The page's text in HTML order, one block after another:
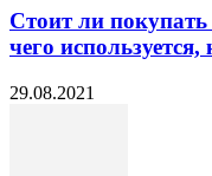
Стоит ли
чего
29.08.2021